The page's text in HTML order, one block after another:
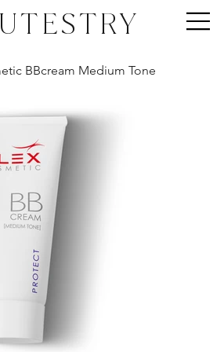
BBcream Medium Tone